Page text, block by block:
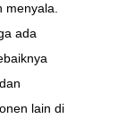
ada
lain di